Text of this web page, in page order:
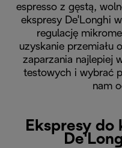
espresso z gęstą,
ekspresy DeˈLonghi
regulację
uzyskanie przemiału
zaparzania najlepiej
testowych i wybrać
nam
Ekspresy do